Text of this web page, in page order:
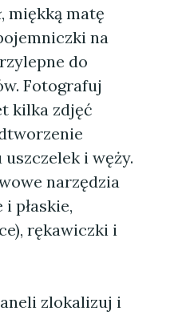
miękką matę
na
do
Fotografuj
kilka zdjęć
uszczelek i węży.
narzędzia
płaskie,
rękawiczki i
zlokalizuj i